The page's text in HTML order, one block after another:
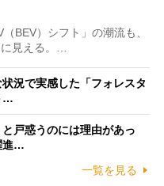
BEV）シフト」の潮流も、
見える。…
況で実感した「フォレスタ
…
戸惑うのには理由があっ
進…
一覧を見る